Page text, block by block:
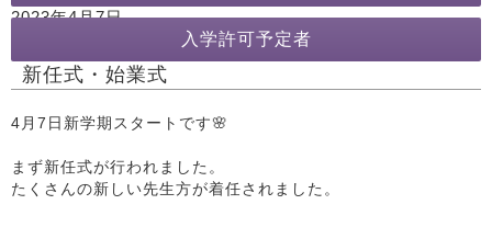
入学許可予定者
2023年4月7日
始業式・終業式 行事・活動
新任式・始業式
4月7日新学期スタートです🌸
まず新任式が行われました。
たくさんの新しい先生方が着任されました。